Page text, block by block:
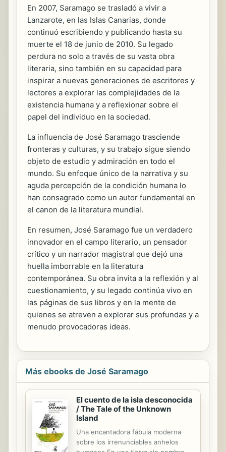
En 2007, Saramago se trasladó a vivir a
Lanzarote, en las Islas Canarias, donde
continuó escribiendo y publicando hasta su
muerte el 18 de junio de 2010. Su legado
perdura no solo a través de su vasta obra
literaria, sino también en su capacidad para
inspirar a nuevas generaciones de escritores y
lectores a explorar las complejidades de la
existencia humana y a reflexionar sobre el
papel del individuo en la sociedad.
La influencia de José Saramago trasciende
fronteras y culturas, y su trabajo sigue siendo
objeto de estudio y admiración en todo el
mundo. Su enfoque único de la narrativa y su
aguda percepción de la condición humana lo
han consagrado como un autor fundamental en
el canon de la literatura mundial.
En resumen, José Saramago fue un verdadero
innovador en el campo literario, un pensador
crítico y un narrador magistral que dejó una
huella imborrable en la literatura
contemporánea. Su obra invita a la reflexión y al
cuestionamiento, y su legado continúa vivo en
las páginas de sus libros y en la mente de
quienes se atreven a explorar sus profundas y a
menudo provocadoras ideas.
Más ebooks de José Saramago
El cuento de la isla desconocida
/ The Tale of the Unknown
Island
Una encantadora fábula moderna
sobre los irrenunciables anhelos